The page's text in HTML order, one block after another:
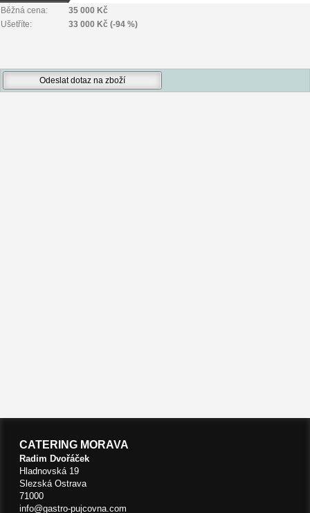
Běžná cena:
35 000 Kč
Ušetříte:
33 000 Kč (-94 %)
CATERING MORAVA
Radim Dvořáček
Hladnovská 19
Slezská Ostrava
71000
info@gastro-pujcovna.com